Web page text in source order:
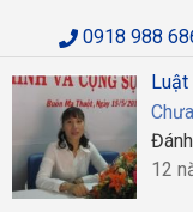
0918 988
Luật
12